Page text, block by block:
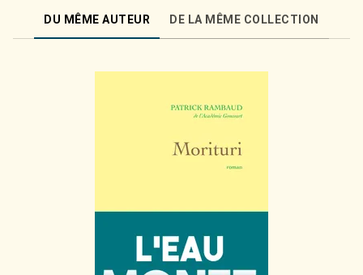
DU MÊME AUTEUR DE LA MÊME COLLECTION